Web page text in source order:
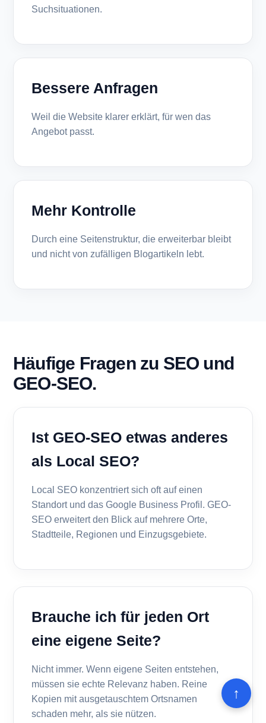
Suchsituationen.
Bessere Anfragen
Weil die Website klarer erklärt, für wen das
Angebot passt.
Mehr Kontrolle
Durch eine Seitenstruktur, die erweiterbar bleibt
und nicht von zufälligen Blogartikeln lebt.
Häufige Fragen zu SEO und
GEO-SEO.
Ist GEO-SEO etwas anderes
als Local SEO?
Local SEO konzentriert sich oft auf einen
Standort und das Google Business Profil. GEO-
SEO erweitert den Blick auf mehrere Orte,
Stadtteile, Regionen und Einzugsgebiete.
Brauche ich für jeden Ort
eine eigene Seite?
Nicht immer. Wenn eigene Seiten entstehen,
müssen sie echte Relevanz haben. Reine
Kopien mit ausgetauschtem Ortsnamen
schaden mehr, als sie nützen.
↑